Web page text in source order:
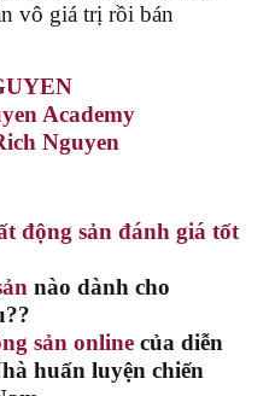
vô giá trị rồi bán
Academy
Nguyen
động sản đánh giá tốt
nào dành cho
sản online của diễn
huấn luyện chiến